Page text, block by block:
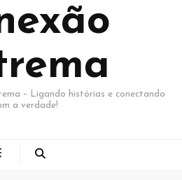
– Ligando histórias e conectando
a verdade!